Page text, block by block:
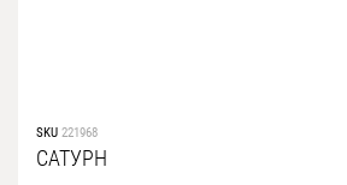
SKU 221968
САТУРН